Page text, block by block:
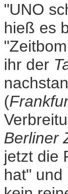
"UNO
hieß es
ihr der
(
Berliner
jetzt die
hat" und